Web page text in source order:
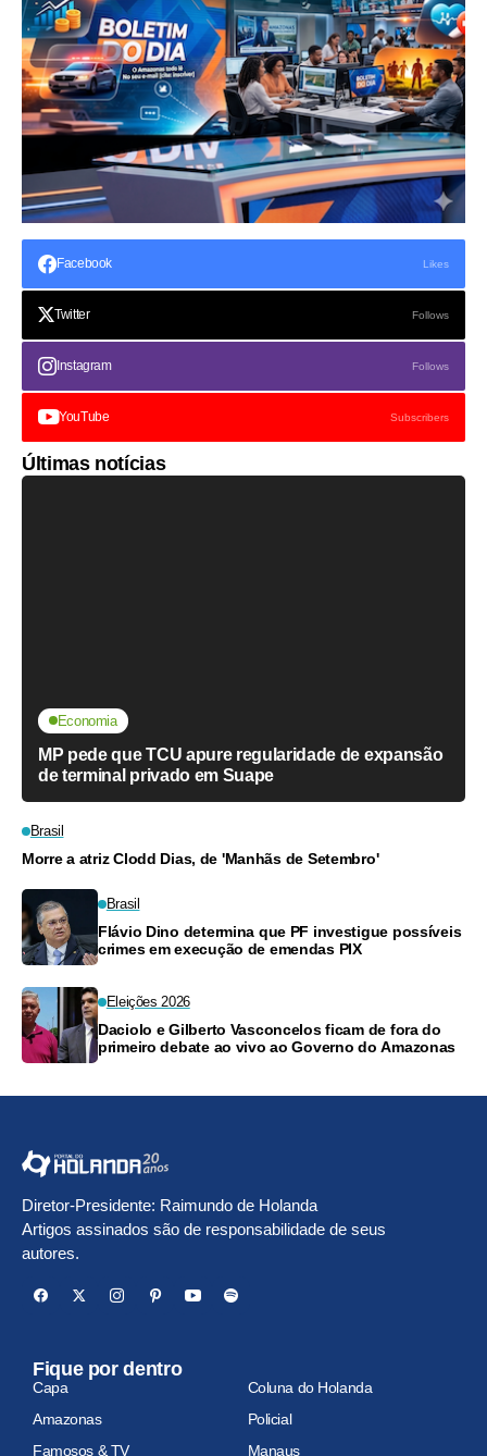
Facebook Likes
Twitter Follows
Instagram Follows
YouTube Subscribers
Últimas notícias
Economia
MP pede que TCU apure regularidade de expansão
de terminal privado em Suape
Brasil
Morre a atriz Clodd Dias, de 'Manhãs de Setembro'
Brasil
Flávio Dino determina que PF investigue possíveis
crimes em execução de emendas PIX
Eleições 2026
Daciolo e Gilberto Vasconcelos ficam de fora do
primeiro debate ao vivo ao Governo do Amazonas
Diretor-Presidente: Raimundo de Holanda
Artigos assinados são de responsabilidade de seus
autores.
Fique por dentro
Capa
Coluna do Holanda
Amazonas
Policial
Famosos & TV
Manaus